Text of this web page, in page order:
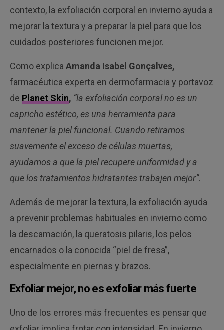
contexto, la exfoliación corporal en invierno ayuda a
mejorar la textura y a preparar la piel para que los
cuidados posteriores funcionen mejor.
Como explicaAmanda Isabel Gonçalves,
farmacéutica experta en dermofarmacia y portavoz
dePlanet Skin, “la exfoliación corporal no es un
capricho estético, es una herramienta para
mantener la piel funcional. Cuando retiramos
suavemente el exceso de células muertas,
ayudamos a que la piel recupere uniformidad y a
que los tratamientos hidratantes trabajen mejor”.
Además de mejorar la textura, la exfoliación ayuda
a prevenir problemas habituales en invierno como
la descamación, la queratosis pilaris, los pelos
encarnados o la conocida “piel de fresa”,
especialmente en piernas y brazos.
Exfoliar mejor, no es exfoliar más fuerte
Uno de los errores más frecuentes es pensar que